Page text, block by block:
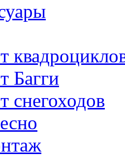
Багги
снегоходов